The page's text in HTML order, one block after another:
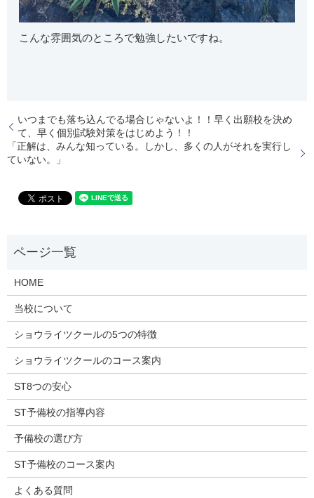
こんな雰囲気のところで勉強したいですね。
いつまでも落ち込んでる場合じゃないよ！！早く出願校を決め
て、早く個別試験対策をはじめよう！！
「正解は、みんな知っている。しかし、多くの人がそれを実行し
ていない。」
HOME
当校について
ショウライツクールの5つの特徴
ショウライツクールのコース案内
ST8つの安心
ST予備校の指導内容
予備校の選び方
ST予備校のコース案内
よくある質問